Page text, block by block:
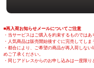
■再入荷お知らせメールについてご注意
・当サービスはご購入を約束するものではあ
・人気商品は販売開始後すぐに完売してしま
・都合により、ご希望の商品が再入荷しな
めご了承ください。
・同じアドレスからのお申し込みは一度限り